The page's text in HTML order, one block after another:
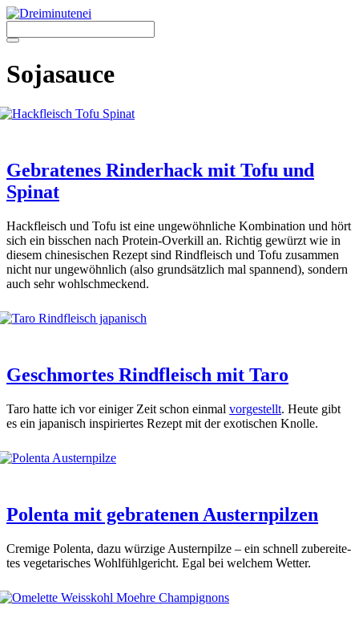
Zum
springen
Menü
Sojasauce
Gebratenes Rinderhack mit Tofu und
Spinat
Hack­fleisch und Tofu ist eine unge­wöhn­li­che Kom­bi­na­ti­on und hört
sich ein biss­chen nach Pro­te­in-Over­kill an. Rich­tig gewürzt wie in
die­sem chi­ne­si­schen Rezept sind Rind­fleisch und Tofu zusam­men
nicht nur unge­wöhn­lich (also grund­sätz­lich mal span­nend), son­dern
auch sehr wohl­schme­ckend.
Geschmortes Rindfleisch mit Taro
Taro hat­te ich vor eini­ger Zeit schon ein­mal vor­ge­stellt. Heu­te gibt
es ein japa­nisch inspi­rier­tes Rezept mit der exo­ti­schen Knol­le.
Polenta mit gebratenen Austernpilzen
Cre­mi­ge Polen­ta, dazu wür­zi­ge Aus­tern­pil­ze – ein schnell zube­rei­te­
tes vege­ta­ri­sches Wohl­fühl­ge­richt. Egal bei wel­chem Wet­ter.